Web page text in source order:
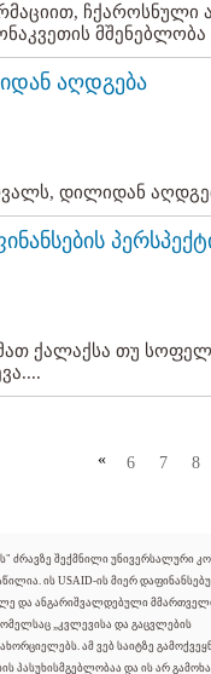
ჩქაროსნული
აღდგება
დილიდან
ქალაქსა თუ
« 6 7 8
ძრავზე შექმნილი უნივერსალური
ის USAID-ის მიერ
და ანგარიშვალდებული
„კვლევისა და გაცვლების
ამ ვებ საიტზე
პასუხისმგებლობაა და ის არ